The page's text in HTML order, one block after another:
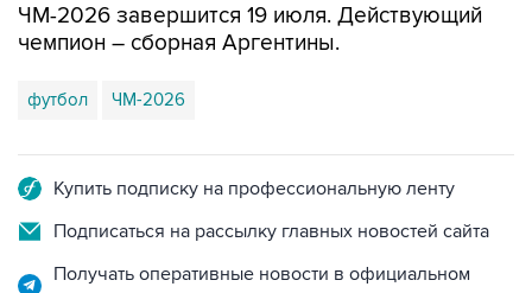
ЧМ-2026 завершится 19 июля. Действующий
чемпион – сборная Аргентины.
футбол ЧМ-2026
Купить подписку на профессиональную ленту
Подписаться на рассылку главных новостей сайта
Получать оперативные новости в официальном